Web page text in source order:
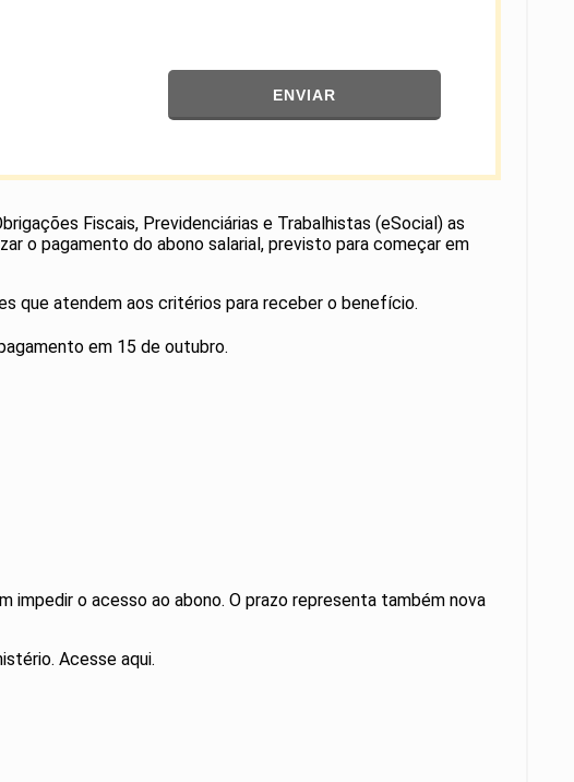
ENVIAR
Fiscais, Previdenciárias e Trabalhistas (eSocial) as
o pagamento do abono salarial, previsto para começar em
que atendem aos critérios para receber o benefício.
em 15 de outubro.
o acesso ao abono. O prazo representa também nova
Acesse aqui.